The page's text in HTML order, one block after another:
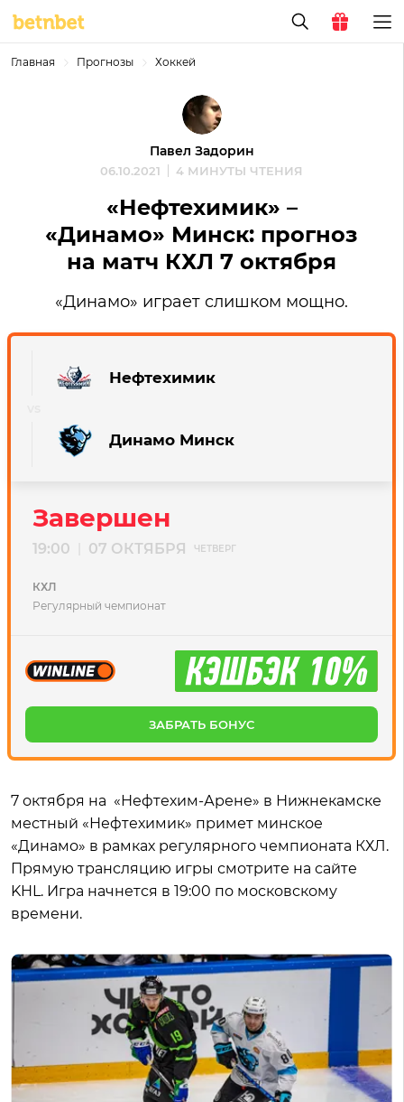
Главная Прогнозы Хоккей
Павел Задорин
06.10.2021 4 МИНУТЫ ЧТЕНИЯ
«Нефтехимик» –
«Динамо» Минск: прогноз
на матч КХЛ 7 октября
«Динамо» играет слишком мощно.
Нефтехимик
Динамо Минск
Завершен
19:00 07 ОКТЯБРЯ ЧЕТВЕРГ
КХЛ
Регулярный чемпионат
ЗАБРАТЬ БОНУС
7 октября на «Нефтехим-Арене» в Нижнекамске
местный «Нефтехимик» примет минское
«Динамо» в рамках регулярного чемпионата КХЛ.
Прямую трансляцию игры смотрите на сайте
KHL. Игра начнется в 19:00 по московскому
времени.